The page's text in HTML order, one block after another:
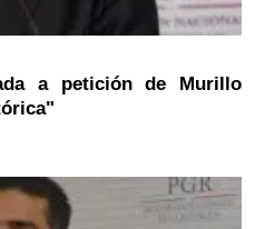
a petición de Murillo